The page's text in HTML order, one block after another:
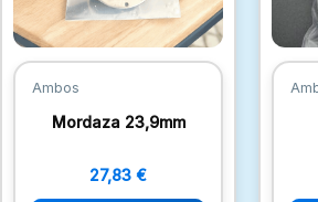
Ambos
Mordaza 23,9mm
27,83 €